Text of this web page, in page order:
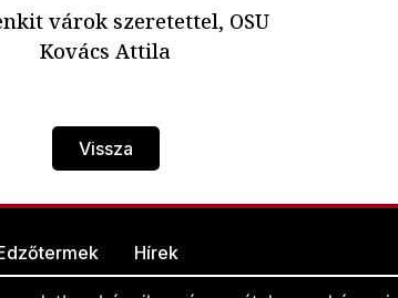
várok szeretettel, OSU
Kovács Attila
Vissza
Hírek